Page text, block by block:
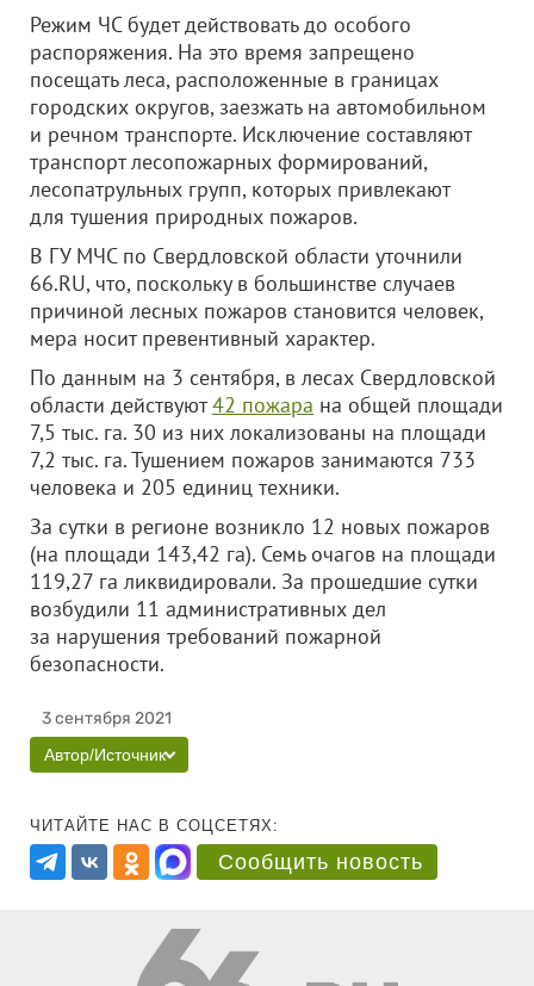
Режим ЧС будет действовать до особого
распоряжения. На это время запрещено
посещать леса, расположенные в границах
городских округов, заезжать на автомобильном
и речном транспорте. Исключение составляют
транспорт лесопожарных формирований,
лесопатрульных групп, которых привлекают
для тушения природных пожаров.
В ГУ МЧС по Свердловской области уточнили
66.RU, что, поскольку в большинстве случаев
причиной лесных пожаров становится человек,
мера носит превентивный характер.
По данным на 3 сентября, в лесах Свердловской
области действуют42 пожара на общей площади
7,5 тыс. га. 30 из них локализованы на площади
7,2 тыс. га. Тушением пожаров занимаются 733
человека и 205 единиц техники.
За сутки в регионе возникло 12 новых пожаров
(на площади 143,42 га). Семь очагов на площади
119,27 га ликвидировали. За прошедшие сутки
возбудили 11 административных дел
за нарушения требований пожарной
безопасности.
3 сентября 2021
Автор/Источник
ЧИТАЙТЕ НАС В СОЦСЕТЯХ:
Сообщить новость